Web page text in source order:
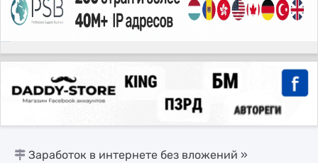
Заработок в интернете без вложений »